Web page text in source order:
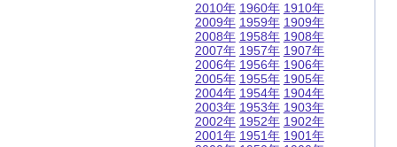
2010年
2009年
2008年
2007年
2006年
2005年
2004年
2003年
2002年
2001年
1960年
1959年
1958年
1957年
1956年
1955年
1954年
1953年
1952年
1951年
1910年
1909年
1908年
1907年
1906年
1905年
1904年
1903年
1902年
1901年